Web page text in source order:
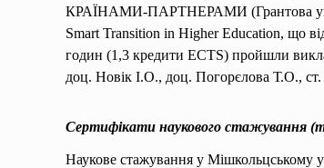
КРАЇНАМИ-ПАРТНЕРАМИ (Грантова
Smart Transition in Higher Education, що
годин (1,3 кредити ECTS) пройшли
доц. Новік І.О., доц. Погорєлова Т.О.,
Сертифікати наукового стажування
Наукове стажування у Мішкольцському